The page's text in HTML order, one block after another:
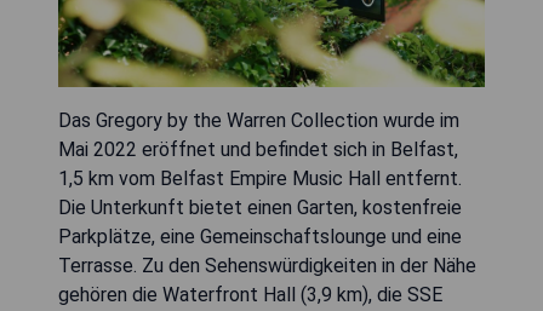
Das Gregory by the Warren Collection wurde im
Mai 2022 eröffnet und befindet sich in Belfast,
1,5 km vom Belfast Empire Music Hall entfernt.
Die Unterkunft bietet einen Garten, kostenfreie
Parkplätze, eine Gemeinschaftslounge und eine
Terrasse. Zu den Sehenswürdigkeiten in der Nähe
gehören die Waterfront Hall (3,9 km), die SSE